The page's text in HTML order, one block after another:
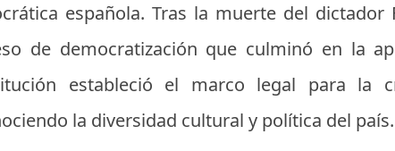
española. Tras la muerte del dictador
de democratización que culminó en la
estableció el marco legal para la
la diversidad cultural y política del país.